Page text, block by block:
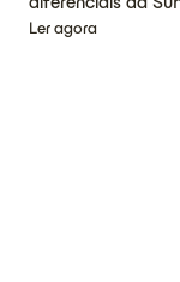
Ler agora